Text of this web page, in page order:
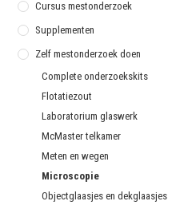
Cursus mestonderzoek
Supplementen
Zelf mestonderzoek doen
Complete onderzoekskits
Flotatiezout
Laboratorium glaswerk
McMaster telkamer
Meten en wegen
Microscopie
Objectglaasjes en dekglaasjes